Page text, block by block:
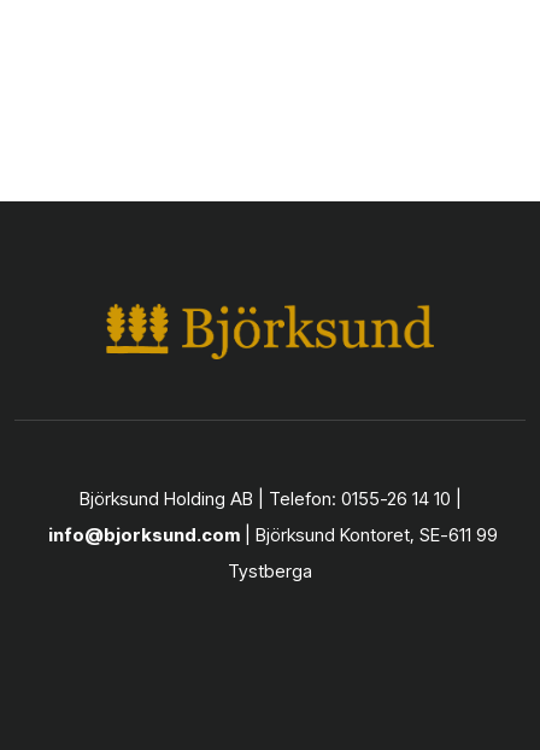
Björksund Holding AB | Telefon: 0155-26 14 10 |
info@bjorksund.com| Björksund Kontoret, SE-611 99
Tystberga